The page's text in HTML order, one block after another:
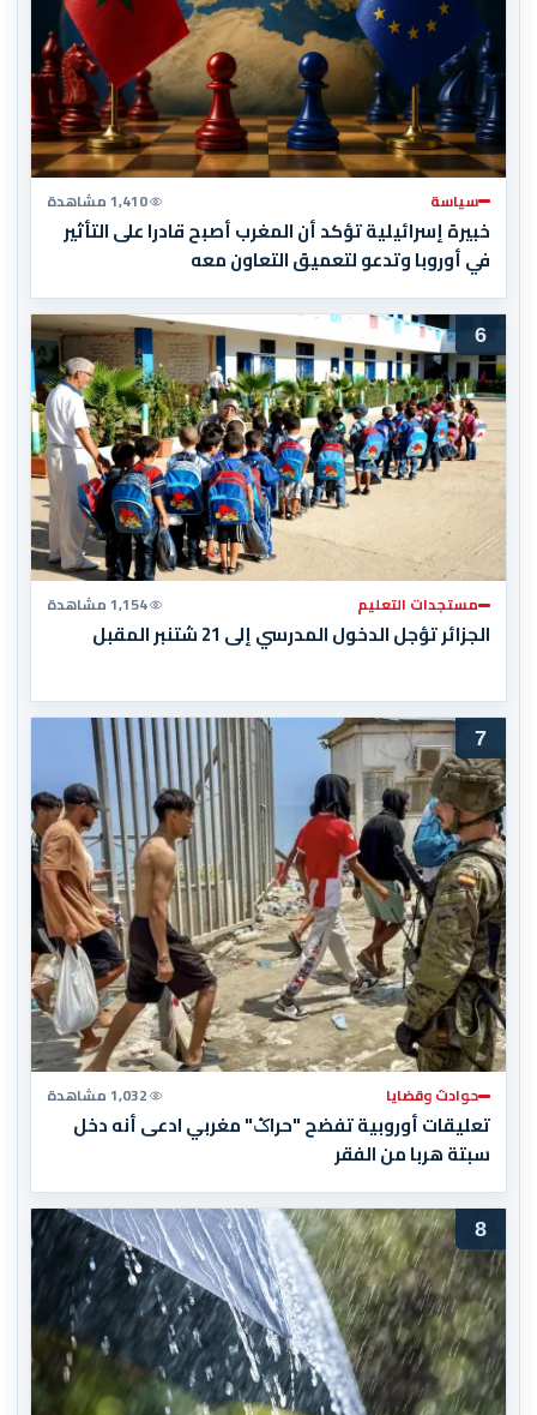
سياسة 1,410 مشاهدة
خبيرة إسرائيلية تؤكد أن المغرب أصبح قادرا على التأثير
في أوروبا وتدعو لتعميق التعاون معه
6
مستجدات التعليم 1,154 مشاهدة
الجزائر تؤجل الدخول المدرسي إلى 21 شتنبر المقبل
7
حوادث وقضايا 1,032 مشاهدة
تعليقات أوروبية تفضح "حراݣ" مغربي ادعى أنه دخل
سبتة هربا من الفقر
8